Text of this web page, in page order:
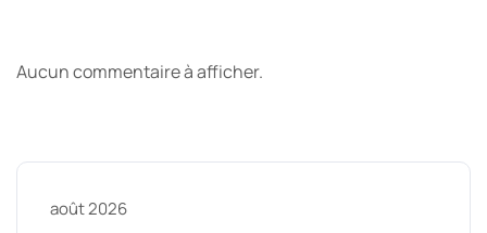
Aucun commentaire à afficher.
août 2026